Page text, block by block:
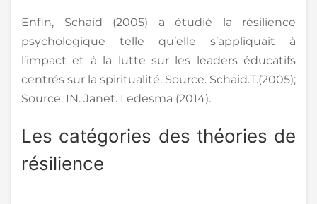
Enfin, Schaid (2005) a étudié la résilience
psychologique telle qu’elle s’appliquait à
l’impact et à la lutte sur les leaders éducatifs
centrés sur la spiritualité. Source. Schaid.T.(2005);
Source. IN. Janet. Ledesma (2014).
Les catégories des théories de
résilience